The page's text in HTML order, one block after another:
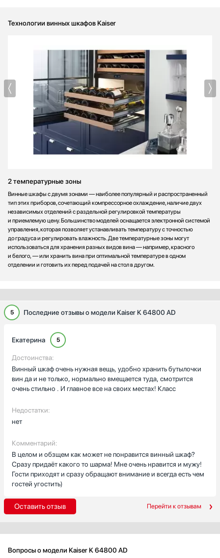
Технологии винных шкафов Kaiser
2 температурные зоны
Винные шкафы с двумя зонами — наиболее популярный и распространенный
тип этих приборов, сочетающий компрессорное охлаждение, наличие двух
независимых отделений с раздельной регулировкой температуры
и приемлемую цену. Большинство моделей оснащается электронной системой
управления, которая позволяет устанавливать температуру с точностью
до градуса и регулировать влажность. Две температурные зоны могут
использоваться для хранения разных видов вина — например, красного
и белого, — или хранить вина при оптимальной температуре в одном
отделении и готовить их перед подачей на стол в другом.
5 Последние отзывы о модели Kaiser K 64800 AD
Екатерина 5
Достоинства:
Винный шкаф очень нужная вещь, удобно хранить бутылочки
вин да и не только, нормально вмещается туда, смотрится
очень стильно . И главное все на своих местах! Класс
Недостатки:
нет
Комментарий:
В целом и обзщем как может не понравится винный шкаф?
Сразу придаёт какого то шарма! Мне очень нравится и мужу!
Гости приходят и сразу обращают внимание и всегда есть чем
гостей угостить)
Оставить отзыв Перейти к отзывам
Вопросы о модели Kaiser K 64800 AD